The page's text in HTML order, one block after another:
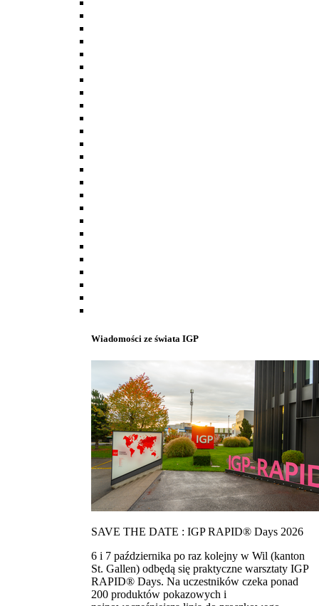
Wiadomości ze świata IGP
SAVE THE DATE : IGP RAPID® Days 2026
6 i 7 października po raz kolejny w Wil (kanton
St. Gallen) odbędą się praktyczne warsztaty IGP
RAPID® Days. Na uczestników czeka ponad
200 produktów pokazowych i